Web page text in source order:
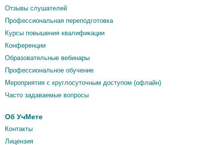
Отзывы слушателей
Профессиональная переподготовка
Курсы повышения квалификации
Конференции
Образовательные вебинары
Профессиональное обучение
Мероприятия c круглосуточным доступом (офлайн)
Часто задаваемые вопросы
Об УчМете
Контакты
Лицензия